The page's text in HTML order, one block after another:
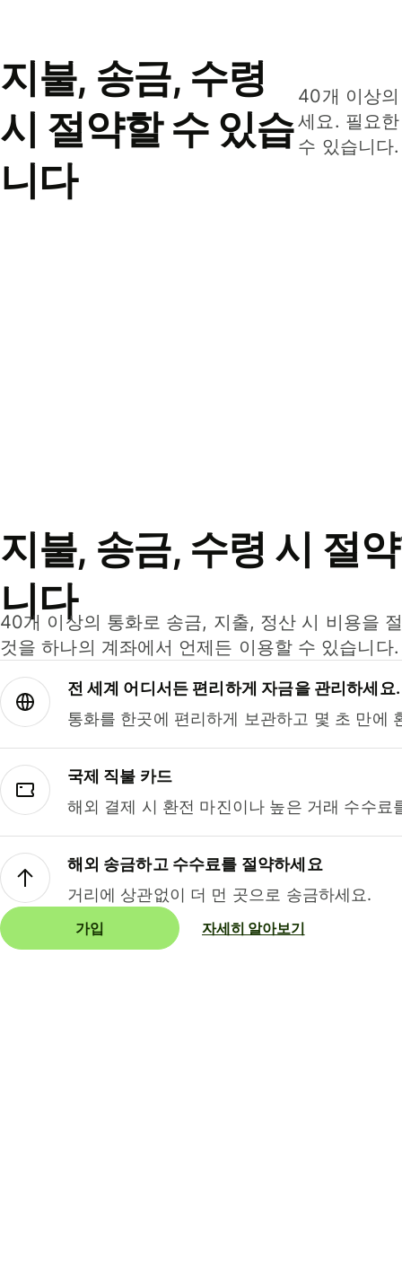
지불, 송금, 수령
시 절약할 수 있습
니다
40개 이상
세요. 필요
수 있습니다.
지불, 송금, 수령 시 절
니다
40개 이상의 통화로 송금, 지출, 정산 시 비용을
것을 하나의 계좌에서 언제든 이용할 수 있습니다.
전 세계 어디서든 편리하게 자금을 관리하세요.
통화를 한곳에 편리하게 보관하고 몇 초 만에
국제 직불 카드
해외 결제 시 환전 마진이나 높은 거래 수수료
해외 송금하고 수수료를 절약하세요
거리에 상관없이 더 먼 곳으로 송금하세요.
가입 자세히 알아보기